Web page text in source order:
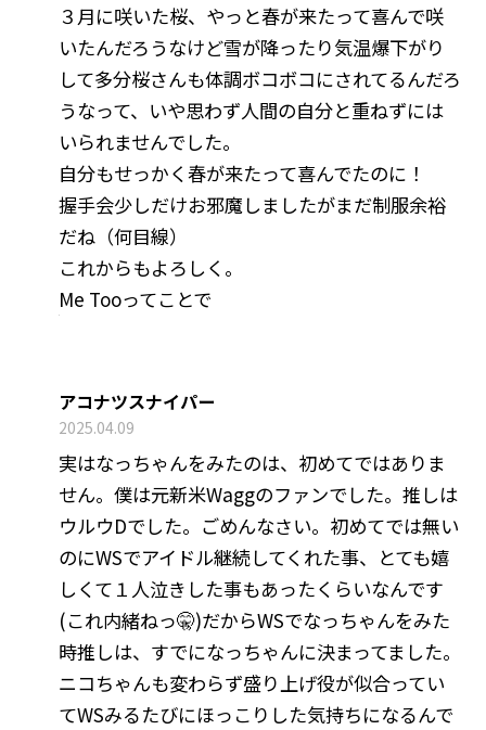
３月に咲いた桜、やっと春が来たって喜んで咲
いたんだろうなけど雪が降ったり気温爆下がり
して多分桜さんも体調ボコボコにされてるんだろ
うなって、いや思わず人間の自分と重ねずには
いられませんでした。
自分もせっかく春が来たって喜んでたのに！
握手会少しだけお邪魔しましたがまだ制服余裕
だね（何目線）
これからもよろしく。
Me Tooってことで
アコナツスナイパー
2025.04.09
実はなっちゃんをみたのは、初めてではありま
せん。僕は元新米Waggのファンでした。推しは
ウルウDでした。ごめんなさい。初めてでは無い
のにWSでアイドル継続してくれた事、とても嬉
しくて１人泣きした事もあったくらいなんです
(これ内緒ねっ🤫)だからWSでなっちゃんをみた
時推しは、すでになっちゃんに決まってました。
ニコちゃんも変わらず盛り上げ役が似合ってい
てWSみるたびにほっこりした気持ちになるんで